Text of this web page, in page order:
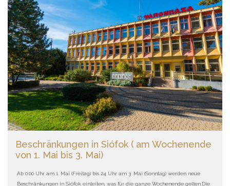
Beschränkungen in Siófok ( am Wochenende
von 1. Mai bis 3. Mai)
Ab 0:00 Uhr am 1. Mai (Freitag) bis 24 Uhr am 3. Mai (Sonntag) werden neue
Beschränkungen in Siófok einleiten, was für die ganze Wochenende gelten.Die